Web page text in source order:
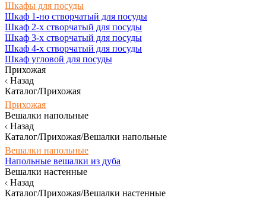
Шкафы для посуды
Шкаф 1-но створчатый для посуды
Шкаф 2-х створчатый для посуды
Шкаф 3-х створчатый для посуды
Шкаф 4-х створчатый для посуды
Шкаф угловой для посуды
Прихожая
Назад
Каталог/Прихожая
Прихожая
Вешалки напольные
Назад
Каталог/Прихожая/Вешалки напольные
Вешалки напольные
Напольные вешалки из дуба
Вешалки настенные
Назад
Каталог/Прихожая/Вешалки настенные